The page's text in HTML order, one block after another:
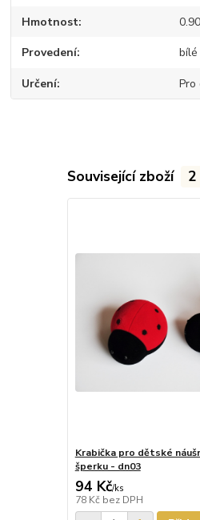
Hmotnost
Provedení bílé
Určení Pro
Související zboží 2
Krabička pro dětské
šperku - dn03
94 Kč/ks
78 Kč bez DPH